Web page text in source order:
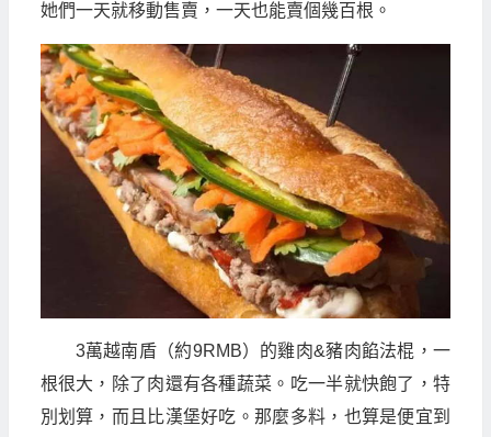
她們一天就移動售賣，一天也能賣個幾百根。
3萬越南盾（約9RMB）的雞肉&豬肉餡法棍，一
根很大，除了肉還有各種蔬菜。吃一半就快飽了，特
別划算，而且比漢堡好吃。那麼多料，也算是便宜到